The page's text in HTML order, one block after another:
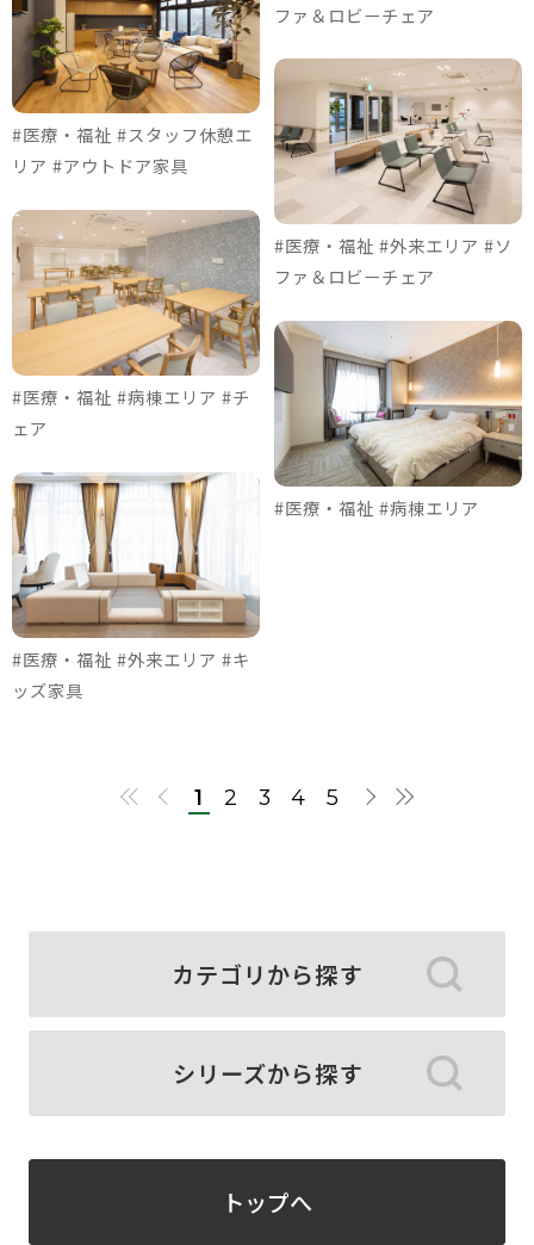
#医療・福祉 #スタッフ休憩エ
リア #アウトドア家具
#医療・福祉 #病棟エリア #チ
ェア
#医療・福祉 #外来エリア #キ
ッズ家具
ファ＆ロビーチェア
#医療・福祉 #外来エリア #ソ
ファ＆ロビーチェア
#医療・福祉 #病棟エリア
1 2 3 4 5
カテゴリから探す
シリーズから探す
トップへ